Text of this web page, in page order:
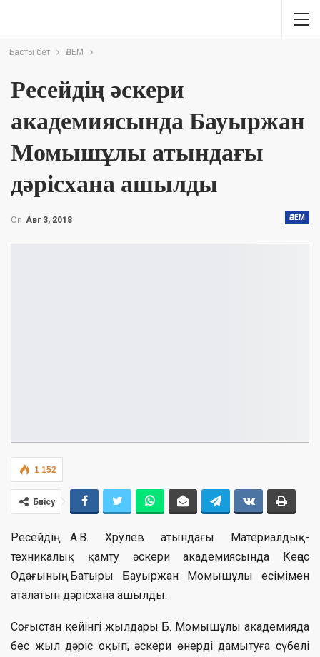
Басты бет ӘЛЕМ
Ресейдің әскери
академиясында Бауыржан
Момышұлы атындағы
дәрісхана ашылды
ӘЛЕМ
On Авг 3, 2018
1 152
Бөлісу
Ресейдің А.В. Хрулев атындағы Материалдық-
техникалық қамту әскери академиясында Кеңес
Одағының Батыры Бауыржан Момышұлы есімімен
аталатын дәрісхана ашылды.
Соғыстан кейінгі жылдары Б. Момышұлы академияда
бес жыл дәріс оқып, әскери өнерді дамытуға сүбелі